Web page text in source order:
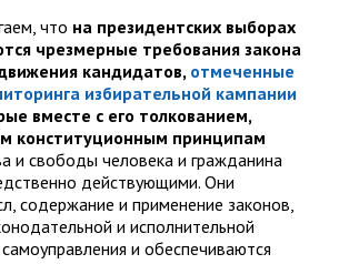
что на президентских выборах
чрезмерные требования закона
кандидатов, отмеченные
избирательной кампании
вместе с его толкованием,
конституционным принципам
и свободы человека и гражданина
действующими. Они
содержание и применение законов,
и исполнительной
и обеспечиваются